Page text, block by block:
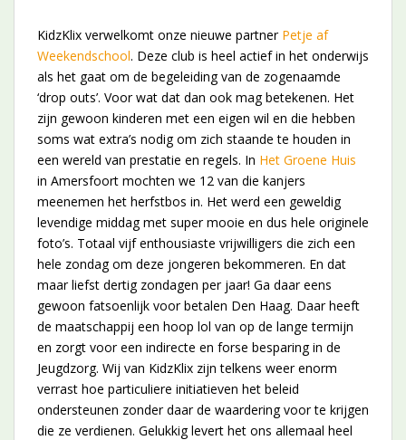
KidzKlix verwelkomt onze nieuwe partner Petje af
Weekendschool. Deze club is heel actief in het onderwijs
als het gaat om de begeleiding van de zogenaamde
‘drop outs’. Voor wat dat dan ook mag betekenen. Het
zijn gewoon kinderen met een eigen wil en die hebben
soms wat extra’s nodig om zich staande te houden in
een wereld van prestatie en regels. In Het Groene Huis
in Amersfoort mochten we 12 van die kanjers
meenemen het herfstbos in. Het werd een geweldig
levendige middag met super mooie en dus hele originele
foto’s. Totaal vijf enthousiaste vrijwilligers die zich een
hele zondag om deze jongeren bekommeren. En dat
maar liefst dertig zondagen per jaar! Ga daar eens
gewoon fatsoenlijk voor betalen Den Haag. Daar heeft
de maatschappij een hoop lol van op de lange termijn
en zorgt voor een indirecte en forse besparing in de
Jeugdzorg. Wij van KidzKlix zijn telkens weer enorm
verrast hoe particuliere initiatieven het beleid
ondersteunen zonder daar de waardering voor te krijgen
die ze verdienen. Gelukkig levert het ons allemaal heel